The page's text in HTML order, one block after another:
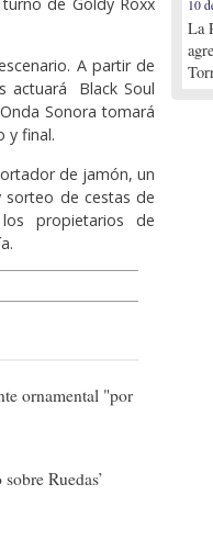
A partir de
actuará Black Soul
Sonora tomará
y final.
de jamón, un
de cestas de
propietarios de
ornamental "por
Ruedas’
10
La